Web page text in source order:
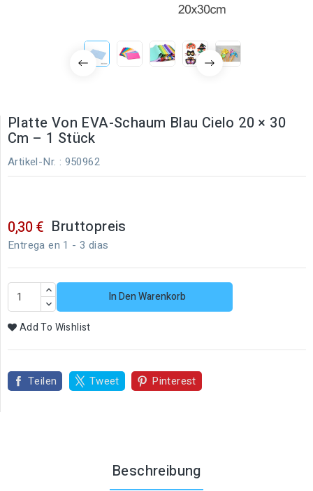
Platte Von EVA-Schaum Blau Cielo 20 × 30
Cm – 1 Stück
Artikel-Nr. : 950962
0,30 € Bruttopreis
Entrega en 1 - 3 dias
In Den Warenkorb
Add To Wishlist
Teilen Tweet Pinterest
Beschreibung